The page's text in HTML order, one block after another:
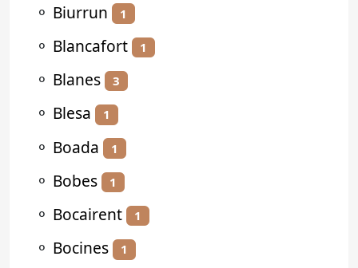
⚬ Biurrun 1
⚬ Blancafort 1
⚬ Blanes 3
⚬ Blesa 1
⚬ Boada 1
⚬ Bobes 1
⚬ Bocairent 1
⚬ Bocines 1